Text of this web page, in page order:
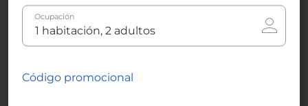
moderno y su especialidad es la cocina italiana; se
trata de un lugar ideal para disfrutar de un almuerzo
o cena. Dispone de una zona un poco más apartada
Ocupación
Código promocional